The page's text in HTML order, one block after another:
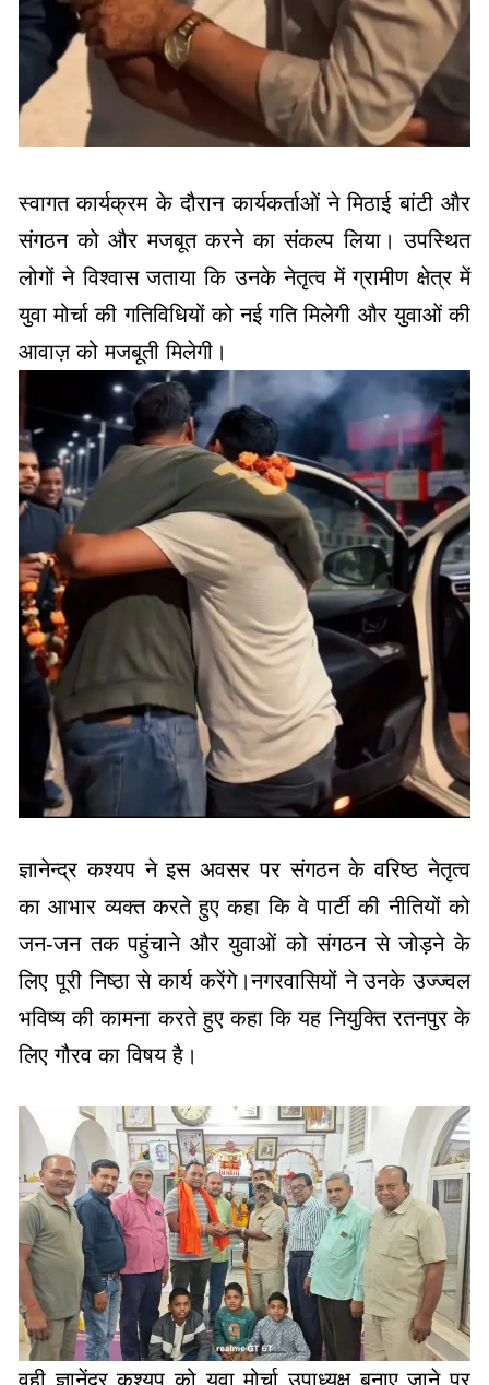
स्वागत कार्यक्रम के दौरान कार्यकर्ताओं ने मिठाई बांटी और
संगठन को और मजबूत करने का संकल्प लिया। उपस्थित
लोगों ने विश्वास जताया कि उनके नेतृत्व में ग्रामीण क्षेत्र में
युवा मोर्चा की गतिविधियों को नई गति मिलेगी और युवाओं की
आवाज़ को मजबूती मिलेगी।
ज्ञानेन्द्र कश्यप ने इस अवसर पर संगठन के वरिष्ठ नेतृत्व
का आभार व्यक्त करते हुए कहा कि वे पार्टी की नीतियों को
जन-जन तक पहुंचाने और युवाओं को संगठन से जोड़ने के
लिए पूरी निष्ठा से कार्य करेंगे।नगरवासियों ने उनके उज्ज्वल
भविष्य की कामना करते हुए कहा कि यह नियुक्ति रतनपुर के
लिए गौरव का विषय है।
वही ज्ञानेंद्र कश्यप को युवा मोर्चा उपाध्यक्ष बनाए जाने पर